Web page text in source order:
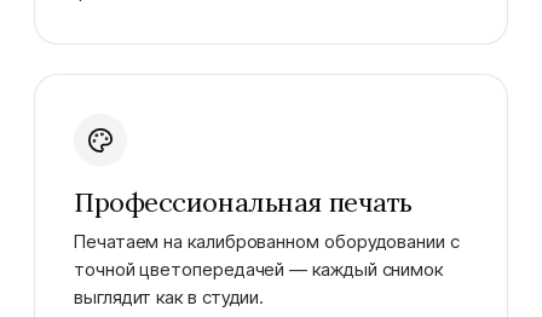
Профессиональная печать
Печатаем на калиброванном оборудовании с
точной цветопередачей — каждый снимок
выглядит как в студии.